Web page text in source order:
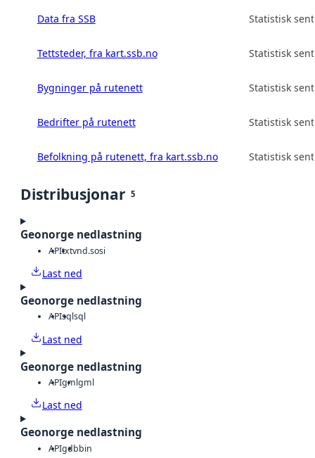
Data fra SSB Statistisk
Tettsteder, fra kart.ssb.no Statistisk
Bygninger på rutenett Statistisk
Bedrifter på rutenett Statistisk
Befolkning på rutenett, fra kart.ssb.no Statistisk
Distribusjonar 5
Geonorge nedlastning
APItxtvnd.sosi
Last ned
Geonorge nedlastning
APIsqlsql
Last ned
Geonorge nedlastning
APIgmlgml
Last ned
Geonorge nedlastning
APIgdbbin